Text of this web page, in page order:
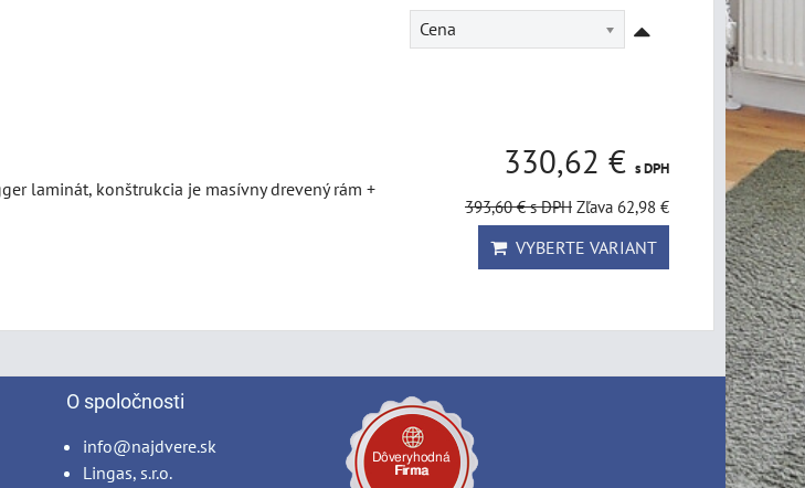
Cena
laminát, konštrukcia je masívny drevený rám +
330,62 € s DPH
393,60 €s DPH Zľava 62,98 €
VYBERTE VARIANT
O spoločnosti
info@najdvere.sk
Lingas, s.r.o.